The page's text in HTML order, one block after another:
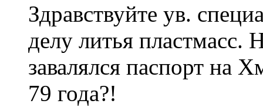
Здравствуйте ув.
делу литья пластмасс.
завалялся паспорт на
79 года?!